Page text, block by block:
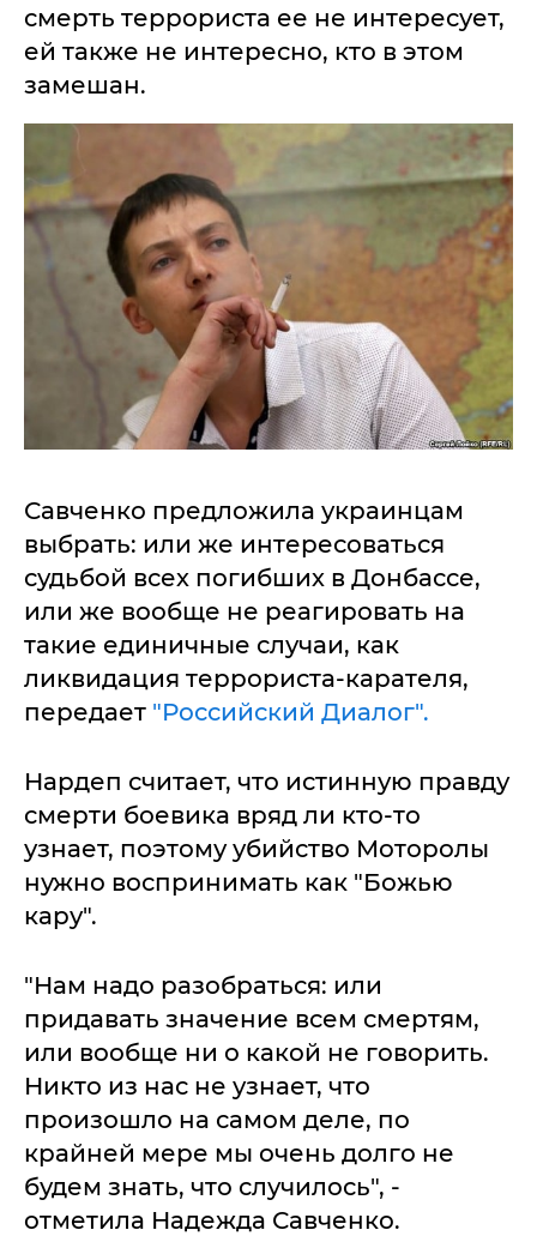
смерть террориста ее не интересует,
ей также не интересно, кто в этом
замешан.
Савченко предложила украинцам
выбрать: или же интересоваться
судьбой всех погибших в Донбассе,
или же вообще не реагировать на
такие единичные случаи, как
ликвидация террориста-карателя,
передает "Российский Диалог".
Нардеп считает, что истинную правду
смерти боевика вряд ли кто-то
узнает, поэтому убийство Моторолы
нужно воспринимать как "Божью
кару".
"Нам надо разобраться: или
придавать значение всем смертям,
или вообще ни о какой не говорить.
Никто из нас не узнает, что
произошло на самом деле, по
крайней мере мы очень долго не
будем знать, что случилось", -
отметила Надежда Савченко.